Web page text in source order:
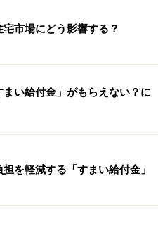
市場にどう影響する？
い給付金」がもらえない？に
を軽減する「すまい給付金」